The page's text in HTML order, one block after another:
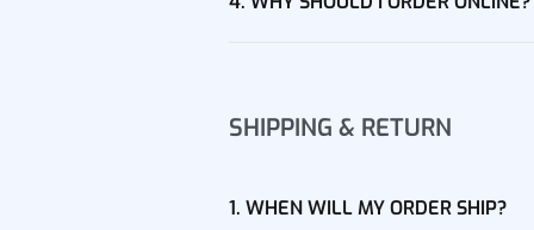
SHIPPING & RETURN
1. WHEN WILL MY ORDER SHIP?